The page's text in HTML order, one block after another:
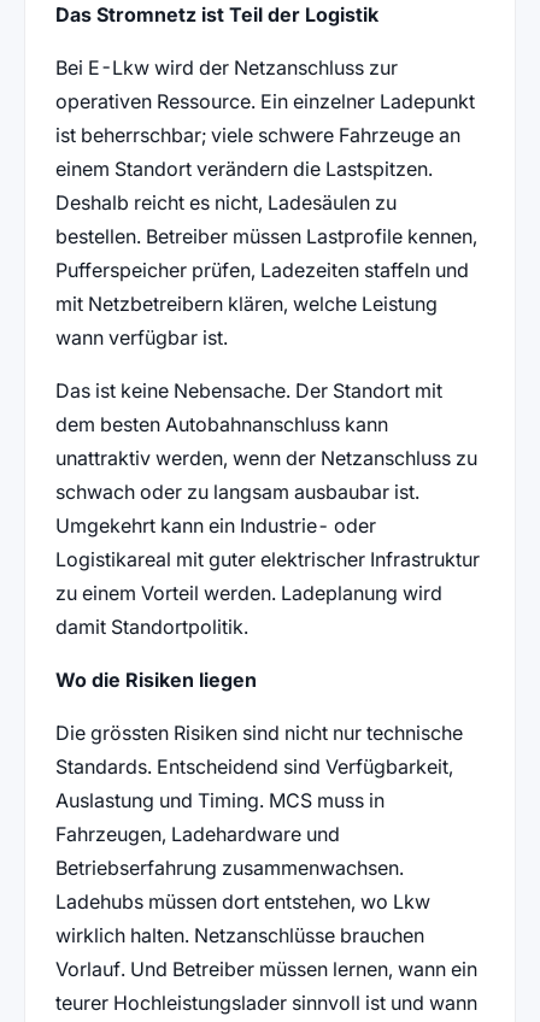
Das Stromnetz ist Teil der Logistik
Bei E-Lkw wird der Netzanschluss zur
operativen Ressource. Ein einzelner Ladepunkt
ist beherrschbar; viele schwere Fahrzeuge an
einem Standort verändern die Lastspitzen.
Deshalb reicht es nicht, Ladesäulen zu
bestellen. Betreiber müssen Lastprofile kennen,
Pufferspeicher prüfen, Ladezeiten staffeln und
mit Netzbetreibern klären, welche Leistung
wann verfügbar ist.
Das ist keine Nebensache. Der Standort mit
dem besten Autobahnanschluss kann
unattraktiv werden, wenn der Netzanschluss zu
schwach oder zu langsam ausbaubar ist.
Umgekehrt kann ein Industrie- oder
Logistikareal mit guter elektrischer Infrastruktur
zu einem Vorteil werden. Ladeplanung wird
damit Standortpolitik.
Wo die Risiken liegen
Die grössten Risiken sind nicht nur technische
Standards. Entscheidend sind Verfügbarkeit,
Auslastung und Timing. MCS muss in
Fahrzeugen, Ladehardware und
Betriebserfahrung zusammenwachsen.
Ladehubs müssen dort entstehen, wo Lkw
wirklich halten. Netzanschlüsse brauchen
Vorlauf. Und Betreiber müssen lernen, wann ein
teurer Hochleistungslader sinnvoll ist und wann